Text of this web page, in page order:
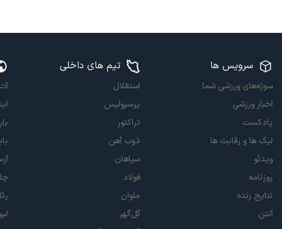
سرویس ها
سوژه‌های ورزشی شما
اخبار ورزشی
پادکست
لیگ ها و رقابت ها
ویدئو
روزنامه
نتایج زنده
آنتن
تیم های داخلی
استقلال
پرسپولیس
تراکتور
ذوب آهن
سپاهان
فولاد
ملوان
گل‌گهر